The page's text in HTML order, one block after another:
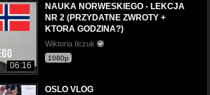
06:16
NAUKA NORWESKIEGO - LEKCJA
NR 2 (PRZYDATNE ZWROTY +
KTORA GODZINA?)
Wiktoria Ilczuk
1080p
OSLO VLOG